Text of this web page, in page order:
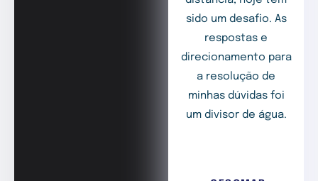
sido um desafio. As
respostas e
direcionamento para
a resolução de
minhas dúvidas foi
um divisor de água.